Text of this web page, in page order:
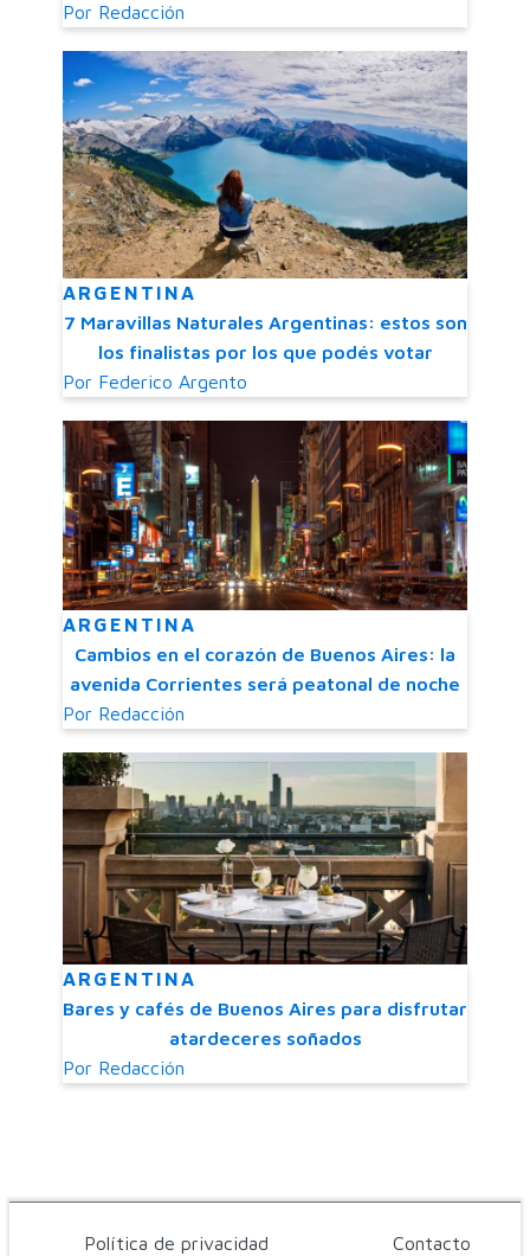
Por Redacción
ARGENTINA
7 Maravillas Naturales Argentinas: estos son
los finalistas por los que podés votar
Por Federico Argento
ARGENTINA
Cambios en el corazón de Buenos Aires: la
avenida Corrientes será peatonal de noche
Por Redacción
ARGENTINA
Bares y cafés de Buenos Aires para disfrutar
atardeceres soñados
Por Redacción
Política de privacidad Contacto